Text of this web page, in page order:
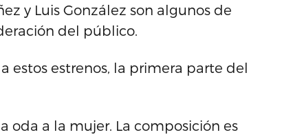
y Luis González son algunos de
del público.
estos estrenos, la primera parte del
oda a la mujer. La composición es